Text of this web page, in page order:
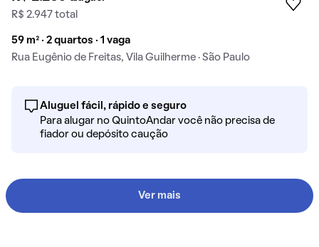
R$ 2.947 total
59 m² · 2 quartos · 1 vaga
Rua Eugênio de Freitas, Vila Guilherme · São Paulo
Aluguel fácil, rápido e seguro
Para alugar no QuintoAndar você não precisa de
fiador ou depósito caução
Ver mais